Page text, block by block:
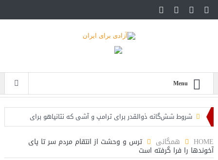
Menu
شروط شش‌گانه ذوالقدر برای ترامپ و آشی که نتانیاهو برای
ذوالقدرها پخته!
ایران؛ فرمانده ارتش آمریکا به مقامات کاخ سفید: حملات هوایی
HOME همگانی ترس و وحشت از انتقام مردم سر تا پای
آخوندها را فرا گرفته است